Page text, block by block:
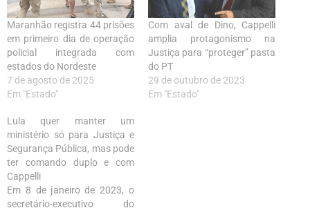
Maranhão registra 44 prisões
em primeiro dia de operação
policial integrada com
estados do Nordeste
7 de agosto de 2025
Em "Estado"
Com aval de Dino, Cappelli
amplia protagonismo na
Justiça para “proteger” pasta
do PT
29 de outubro de 2023
Em "Estado"
Lula quer manter um
ministério só para Justiça e
Segurança Pública, mas pode
ter comando duplo e com
Cappelli
Em 8 de janeiro de 2023, o
secretário-executivo do